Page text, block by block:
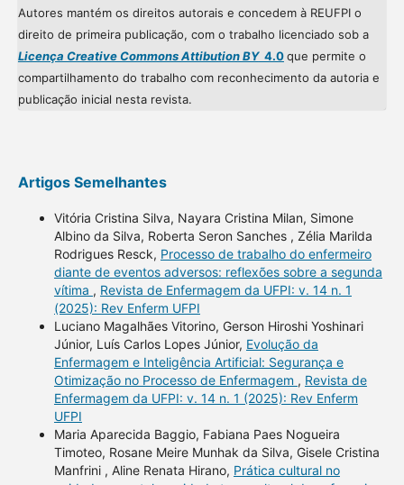
Autores mantém os direitos autorais e concedem à REUFPI o
direito de primeira publicação, com o trabalho licenciado sob a
Licença Creative Commons Attibution BY4.0que permite o
compartilhamento do trabalho com reconhecimento da autoria e
publicação inicial nesta revista.
Artigos Semelhantes
Vitória Cristina Silva, Nayara Cristina Milan, Simone
Albino da Silva, Roberta Seron Sanches , Zélia Marilda
Rodrigues Resck, Processo de trabalho do enfermeiro
diante de eventos adversos: reflexões sobre a segunda
vítima , Revista de Enfermagem da UFPI: v. 14 n. 1
(2025): Rev Enferm UFPI
Luciano Magalhães Vitorino, Gerson Hiroshi Yoshinari
Júnior, Luís Carlos Lopes Júnior, Evolução da
Enfermagem e Inteligência Artificial: Segurança e
Otimização no Processo de Enfermagem , Revista de
Enfermagem da UFPI: v. 14 n. 1 (2025): Rev Enferm
UFPI
Maria Aparecida Baggio, Fabiana Paes Nogueira
Timoteo, Rosane Meire Munhak da Silva, Gisele Cristina
Manfrini , Aline Renata Hirano, Prática cultural no